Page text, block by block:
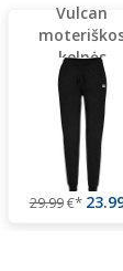
Vulcan
kelnės
29.99€*